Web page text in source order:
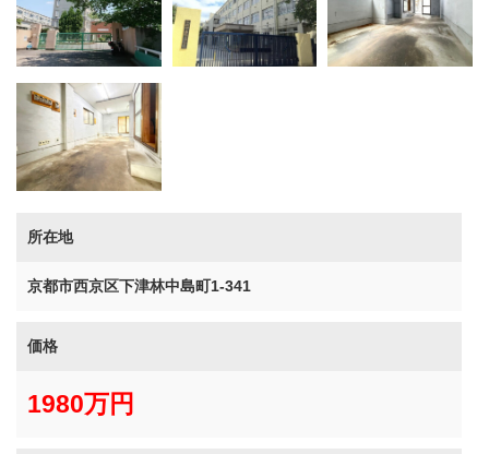
所在地
京都市西京区下津林中島町1-341
価格
1980万円